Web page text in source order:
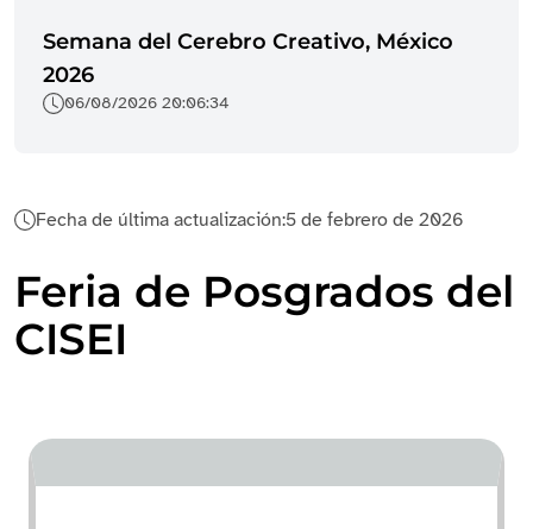
Semana del Cerebro Creativo, México
2026
06/08/2026 20:06:34
Fecha de última actualización:5 de febrero de 2026
Feria de Posgrados del
CISEI